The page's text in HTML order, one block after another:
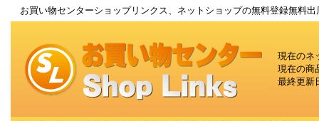
お買い物センターショップリンクス、ネットショップの無料登録無料
現在のネ
現在の商
最終更新